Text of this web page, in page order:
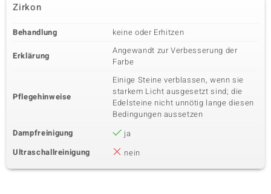
Zirkon
Behandlung keine oder Erhitzen
Erklärung
Angewandt zur Verbesserung der
Farbe
Pflegehinweise
Einige Steine verblassen, wenn sie
starkem Licht ausgesetzt sind; die
Edelsteine nicht unnötig lange diesen
Bedingungen aussetzen
Dampfreinigung
ja
Ultraschallreinigung
nein